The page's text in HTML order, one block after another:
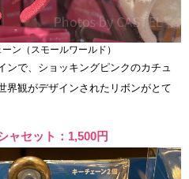
ン（スモールワールド）
ンで、ショッキングピンクのカチュ
界観がデザインされたリボンがとて
ャセット：1,500円